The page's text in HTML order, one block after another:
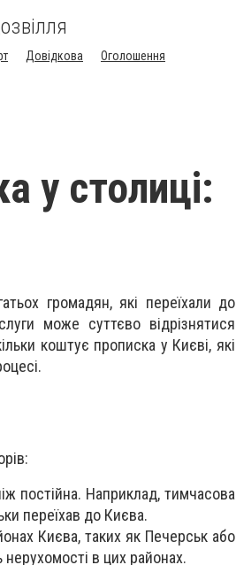
Довідкова
Оголошення
у столиці:
громадян, які переїхали до
може суттєво відрізнятися
коштує прописка у Києві, які
постійна. Наприклад, тимчасова
переїхав до Києва.
Києва, таких як Печерськ або
в цих районах.